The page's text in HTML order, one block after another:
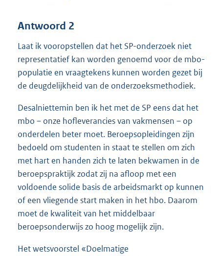
Antwoord 2
Laat ik vooropstellen dat het SP-onderzoek niet
representatief kan worden genoemd voor de mbo-
populatie en vraagtekens kunnen worden gezet bij
de deugdelijkheid van de onderzoeksmethodiek.
Desalniettemin ben ik het met de SP eens dat het
mbo – onze hofleverancies van vakmensen – op
onderdelen beter moet. Beroepsopleidingen zijn
bedoeld om studenten in staat te stellen om zich
met hart en handen zich te laten bekwamen in de
beroepspraktijk zodat zij na afloop met een
voldoende solide basis de arbeidsmarkt op kunnen
of een vliegende start maken in het hbo. Daarom
moet de kwaliteit van het middelbaar
beroepsonderwijs zo hoog mogelijk zijn.
Het wetsvoorstel «Doelmatige